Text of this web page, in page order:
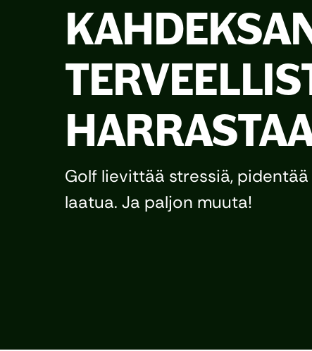
Golf lievittää stressiä,
laatua. Ja paljon muuta!